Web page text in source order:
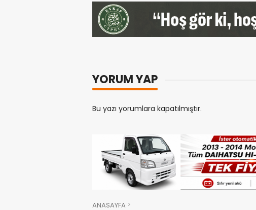
YORUM YAP
Bu yazı yorumlara kapatılmıştır.
ANASAYFA